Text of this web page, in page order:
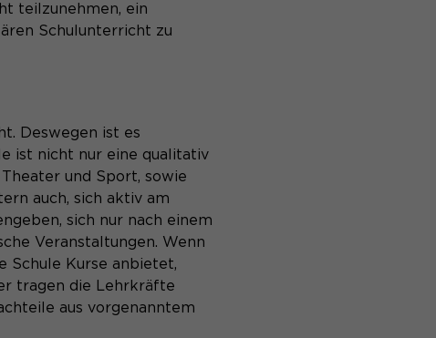
teilzunehmen, ein
Schulunterricht zu
Deswegen ist es
ist nicht nur eine qualitativ
und Sport, sowie
auch, sich aktiv am
sich nur nach einem
Veranstaltungen. Wenn
Schule Kurse anbietet,
tragen die Lehrkräfte
aus vorgenanntem